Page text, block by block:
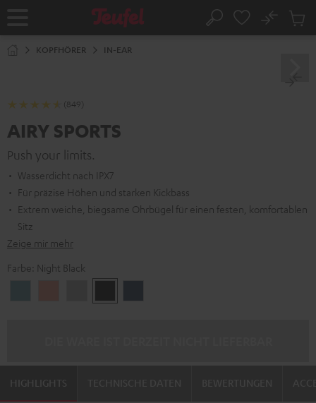
Startseite Suche
No
KOPFHÖRER IN-EAR
(849)
AIRY SPORTS
Push your limits.
Wasserdicht nach IPX7
Für präzise Höhen und starken Kickbass
Extrem weiche, biegsame Ohrbügel für einen festen, komfortablen
Sitz
Zeige mir mehr
Farbe: Night Black
Gray
Black
HIGHLIGHTS